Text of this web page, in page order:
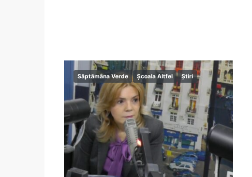
Săptămâna Verde Școala Altfel Știri